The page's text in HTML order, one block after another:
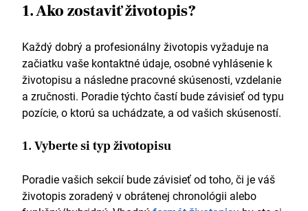
Technik IT podpory (2. úroveň)
ezSoftvér
Marec 2017 – december 2020
Samostatne som riešil viac ako 250
týždenne.
na pomoc T3.
4x Zamestnanec mesiaca za najlepší čas odozvy
a mieru spokojnosti.
1. Ako zostaviť životopis?
Každý dobrý a profesionálny životopis vyžaduje na
začiatku vaše kontaktné údaje, osobné vyhlásenie k
životopisu a následne pracovné skúsenosti, vzdelanie
a zručnosti. Poradie týchto častí bude závisieť od typu
pozície, o ktorú sa uchádzate, a od vašich skúseností.
1. Vyberte si typ životopisu
Poradie vašich sekcií bude závisieť od toho, či je váš
životopis zoradený v obrátenej chronológii alebo